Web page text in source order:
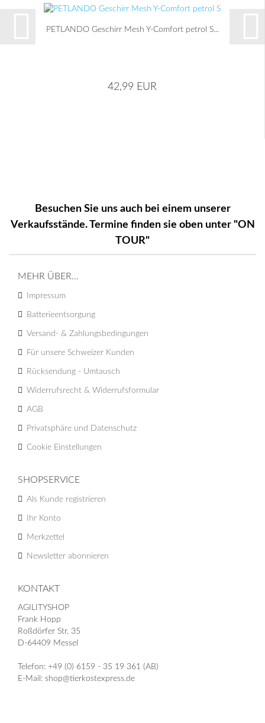
PETLANDO Geschirr Mesh Y-Comfort petrol S...
42,99 EUR
Besuchen Sie uns auch bei einem unserer
Verkaufsstände. Termine finden sie oben unter "ON
TOUR"
MEHR ÜBER...
Impressum
Batterieentsorgung
Versand- & Zahlungsbedingungen
Für unsere Schweizer Kunden
Rücksendung - Umtausch
Widerrufsrecht & Widerrufsformular
AGB
Privatsphäre und Datenschutz
Cookie Einstellungen
SHOPSERVICE
Als Kunde registrieren
Ihr Konto
Merkzettel
Newsletter abonnieren
KONTAKT
AGILITYSHOP
Frank Hopp
Roßdörfer Str. 35
D-64409 Messel
Telefon: +49 (0) 6159 - 35 19 361 (AB)
E-Mail: shop@tierkostexpress.de